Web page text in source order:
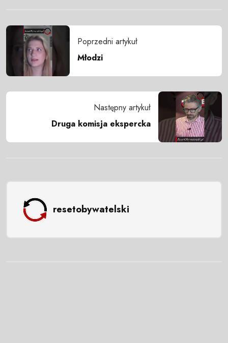
Poprzedni artykuł
Młodzi
Następny artykuł
Druga komisja ekspercka
resetobywatelski